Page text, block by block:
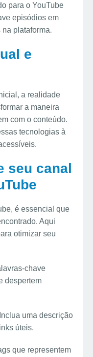
para o YouTube
episódios em
plataforma.
e
a realidade
a maneira
com o conteúdo.
tecnologias à
seu canal
é essencial que
Aqui
otimizar seu
chave
despertem
uma descrição
úteis.
que representem